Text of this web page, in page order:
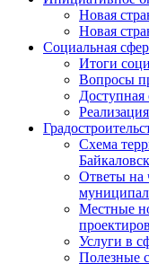
Новая
Новая
Социальная
Итоги
Вопросы
Доступная
Схема
Ответы на
Местные
Услуги в
Полезные